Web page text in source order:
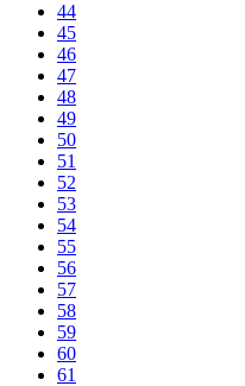
44
45
46
47
48
49
50
51
52
53
54
55
56
57
58
59
60
61